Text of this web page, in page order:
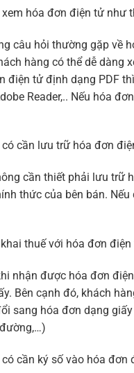
hóa đơn điện tử như
câu hỏi thường gặp về
hàng có thể dễ dàng
điện tử định dạng PDF
Reader,.. Nếu hóa
có cần lưu trữ hóa đơn
cần thiết phải lưu trữ
thức của bên bán.
thuế với hóa đơn
nhận được hóa đơn
Bên cạnh đó, khách
sang hóa đơn dạng
cần ký số vào hóa đơn